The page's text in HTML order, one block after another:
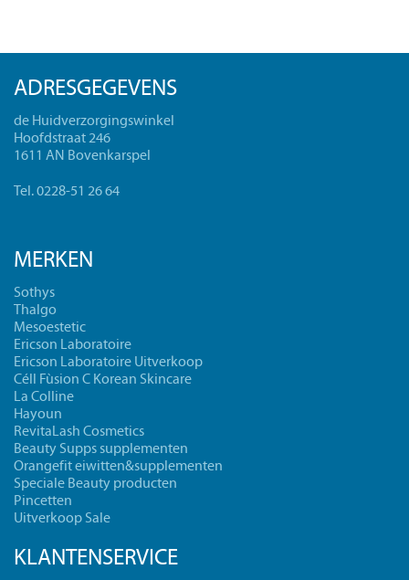
ADRESGEGEVENS
de Huidverzorgingswinkel
Hoofdstraat 246
1611 AN Bovenkarspel
Tel. 0228-51 26 64
MERKEN
Sothys
Thalgo
Mesoestetic
Ericson Laboratoire
Ericson Laboratoire Uitverkoop
Céll Fùsion C Korean Skincare
La Colline
Hayoun
RevitaLash Cosmetics
Beauty Supps supplementen
Orangefit eiwitten&supplementen
Speciale Beauty producten
Pincetten
Uitverkoop Sale
KLANTENSERVICE